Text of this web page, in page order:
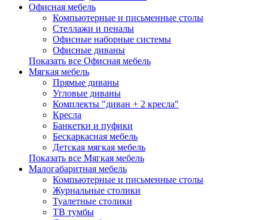
Офисная мебель
Компьютерные и письменные столы
Стеллажи и пеналы
Офисные наборные системы
Офисные диваны
Показать все Офисная мебель
Мягкая мебель
Прямые диваны
Угловые диваны
Комплекты "диван + 2 кресла"
Кресла
Банкетки и пуфики
Бескаркасная мебель
Детская мягкая мебель
Показать все Мягкая мебель
Малогабаритная мебель
Компьютерные и письменные столы
Журнальные столики
Туалетные столики
ТВ тумбы